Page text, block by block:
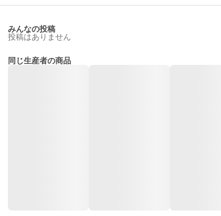
みんなの投稿
投稿はありません
同じ生産者の商品